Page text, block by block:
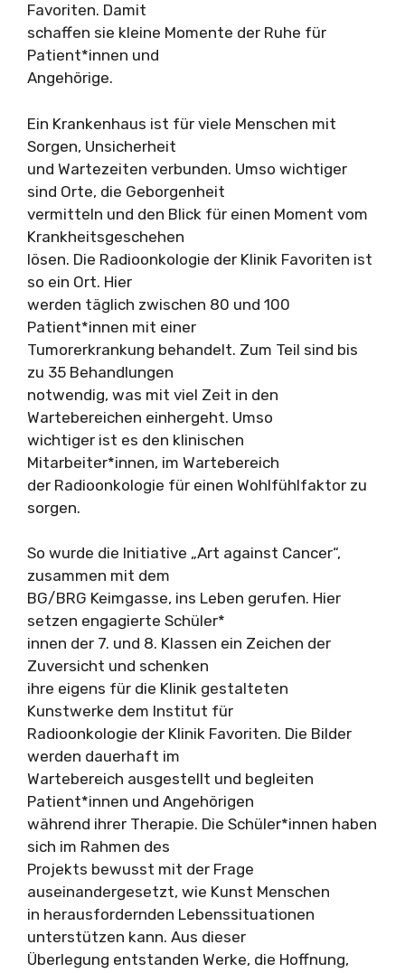
Favoriten. Damit
schaffen sie kleine Momente der Ruhe für
Patient*innen und
Angehörige.
Ein Krankenhaus ist für viele Menschen mit
Sorgen, Unsicherheit
und Wartezeiten verbunden. Umso wichtiger
sind Orte, die Geborgenheit
vermitteln und den Blick für einen Moment vom
Krankheitsgeschehen
lösen. Die Radioonkologie der Klinik Favoriten ist
so ein Ort. Hier
werden täglich zwischen 80 und 100
Patient*innen mit einer
Tumorerkrankung behandelt. Zum Teil sind bis
zu 35 Behandlungen
notwendig, was mit viel Zeit in den
Wartebereichen einhergeht. Umso
wichtiger ist es den klinischen
Mitarbeiter*innen, im Wartebereich
der Radioonkologie für einen Wohlfühlfaktor zu
sorgen.
So wurde die Initiative „Art against Cancer“,
zusammen mit dem
BG/BRG Keimgasse, ins Leben gerufen. Hier
setzen engagierte Schüler*
innen der 7. und 8. Klassen ein Zeichen der
Zuversicht und schenken
ihre eigens für die Klinik gestalteten
Kunstwerke dem Institut für
Radioonkologie der Klinik Favoriten. Die Bilder
werden dauerhaft im
Wartebereich ausgestellt und begleiten
Patient*innen und Angehörigen
während ihrer Therapie. Die Schüler*innen haben
sich im Rahmen des
Projekts bewusst mit der Frage
auseinandergesetzt, wie Kunst Menschen
in herausfordernden Lebenssituationen
unterstützen kann. Aus dieser
Überlegung entstanden Werke, die Hoffnung,